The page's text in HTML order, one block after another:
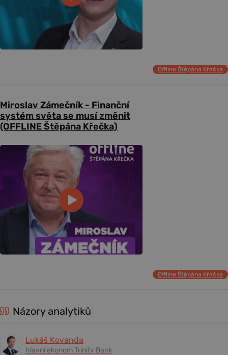
Offline Štěpána Křečka
Miroslav Zámečník - Finanční
systém světa se musí změnit
(OFFLINE Štěpána Křečka)
Offline Štěpána Křečka
Názory analytiků
Lukáš Kovanda
hlavní ekonom Trinity Bank